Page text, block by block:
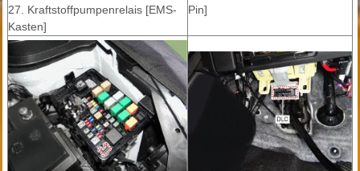
27. Kraftstoffpumpenrelais [EMS-
Kasten]
Pin]